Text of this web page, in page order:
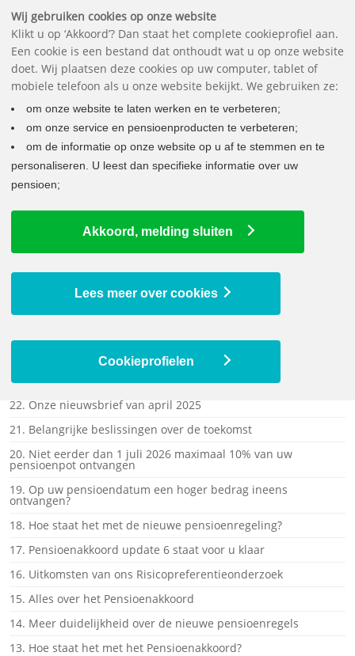
Belangrijke documenten Vragen Contact
Wij houden u op de hoogte
verstuurd
26. Wat gebeurt er met uw opgebouwde pensioen bij bp
25. Nieuwe pensioenregeling bp van start bij Zwitserleven
24. Informatiebijeenkomst over de keuzes voor uw
pensioenregeling
23. Webinar voor gepensioneerden en oud-medewerkers
22. Onze nieuwsbrief van april 2025
21. Belangrijke beslissingen over de toekomst
20. Niet eerder dan 1 juli 2026 maximaal 10% van uw
pensioenpot ontvangen
19. Op uw pensioendatum een hoger bedrag ineens
ontvangen?
18. Hoe staat het met de nieuwe pensioenregeling?
17. Pensioenakkoord update 6 staat voor u klaar
16. Uitkomsten van ons Risicopreferentieonderzoek
15. Alles over het Pensioenakkoord
14. Meer duidelijkheid over de nieuwe pensioenregels
13. Hoe staat het met het Pensioenakkoord?
Wij gebruiken cookies op onze website
Klikt u op ‘Akkoord’? Dan staat het complete cookieprofiel aan.
Een cookie is een bestand dat onthoudt wat u op onze website
doet. Wij plaatsen deze cookies op uw computer, tablet of
mobiele telefoon als u onze website bekijkt. We gebruiken ze:
om onze website te laten werken en te verbeteren;
om onze service en pensioenproducten te verbeteren;
om de informatie op onze website op u af te stemmen en te
personaliseren. U leest dan specifieke informatie over uw
pensioen;
Akkoord, melding sluiten
Lees meer over cookies
Cookieprofielen